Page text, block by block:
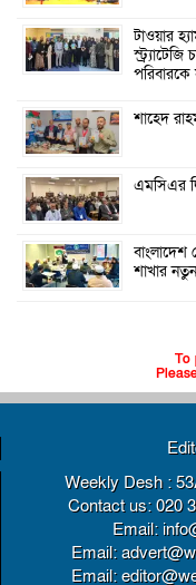
টাওয়ার
স্ট্র্যাটেজি
পরিবারকে
শাহেদ
এমসিএর
শাখার
To
Weekly Desh :
Contact us: 020
Email:
Email:
Email: